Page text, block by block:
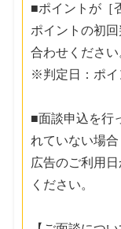
■ポイントが［
ポイントの初
合わせください
※判定日：ポイ
■面談申込を行
れていない場合
広告のご利用
ください。